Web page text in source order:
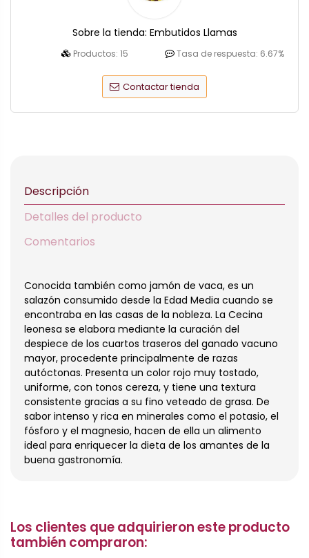
Sobre la tienda: Embutidos Llamas
Productos: 15 Tasa de respuesta: 6.67%
Contactar tienda
Descripción
Detalles del producto
Comentarios
Conocida también como jamón de vaca, es un
salazón consumido desde la Edad Media cuando se
encontraba en las casas de la nobleza. La Cecina
leonesa se elabora mediante la curación del
despiece de los cuartos traseros del ganado vacuno
mayor, procedente principalmente de razas
autóctonas. Presenta un color rojo muy tostado,
uniforme, con tonos cereza, y tiene una textura
consistente gracias a su fino veteado de grasa. De
sabor intenso y rica en minerales como el potasio, el
fósforo y el magnesio, hacen de ella un alimento
ideal para enriquecer la dieta de los amantes de la
buena gastronomía.
Los clientes que adquirieron este producto
también compraron: